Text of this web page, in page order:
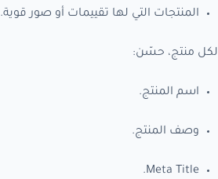
المنتجات التي لها تقييمات أو صور قوية.
لكل منتج، حسّن:
اسم المنتج.
وصف المنتج.
Meta Title.